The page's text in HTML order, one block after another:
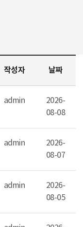
작성자 날짜
admin
2026-
08-08
admin
2026-
08-07
admin
2026-
08-05